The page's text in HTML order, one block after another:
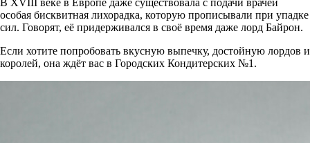
В XVIII веке в Европе даже существовала с подачи врачей
особая бисквитная лихорадка, которую прописывали при упадке
сил. Говорят, её придерживался в своё время даже лорд Байрон.
Если хотите попробовать вкусную выпечку, достойную лордов и
королей, она ждёт вас в Городских Кондитерских №1.